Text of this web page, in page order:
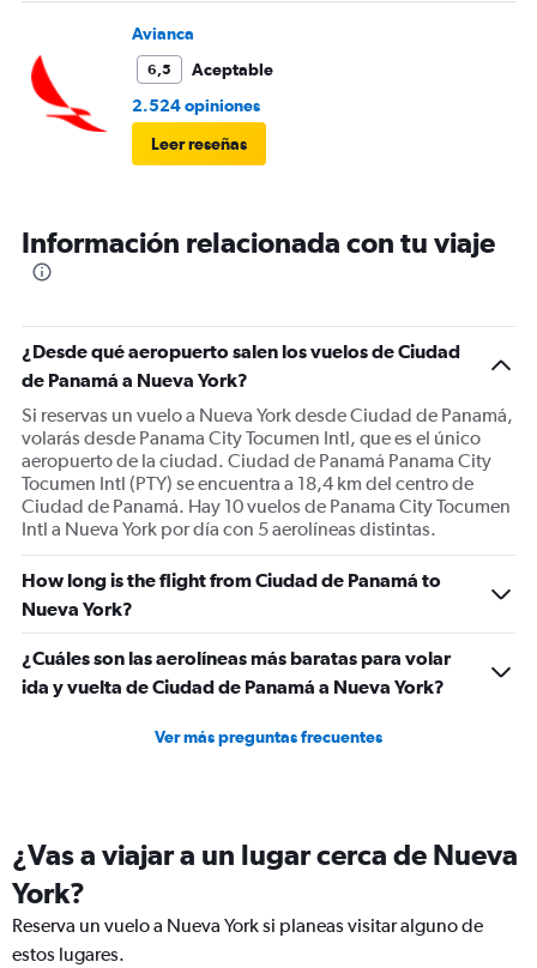
Avianca
6,5
Aceptable
2.524 opiniones
Leer reseñas
Información relacionada con tu viaje
¿Desde qué aeropuerto salen los vuelos de Ciudad
de Panamá a Nueva York?
Si reservas un vuelo a Nueva York desde Ciudad de Panamá,
volarás desde Panama City Tocumen Intl, que es el único
aeropuerto de la ciudad. Ciudad de Panamá Panama City
Tocumen Intl (PTY) se encuentra a 18,4 km del centro de
Ciudad de Panamá. Hay 10 vuelos de Panama City Tocumen
Intl a Nueva York por día con 5 aerolíneas distintas.
How long is the flight from Ciudad de Panamá to
Nueva York?
¿Cuáles son las aerolíneas más baratas para volar
ida y vuelta de Ciudad de Panamá a Nueva York?
Ver más preguntas frecuentes
¿Vas a viajar a un lugar cerca de Nueva
York?
Reserva un vuelo a Nueva York si planeas visitar alguno de
estos lugares.